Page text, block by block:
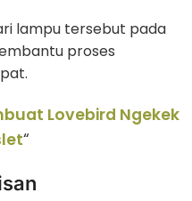
lampu tersebut pada
proses
Lovebird Ngekek
“